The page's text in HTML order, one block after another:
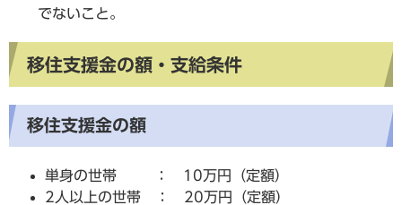
でないこと。
移住支援金の額・支給条件
移住支援金の額
単身の世帯 ： 10万円（定額）
2人以上の世帯 ： 20万円（定額）